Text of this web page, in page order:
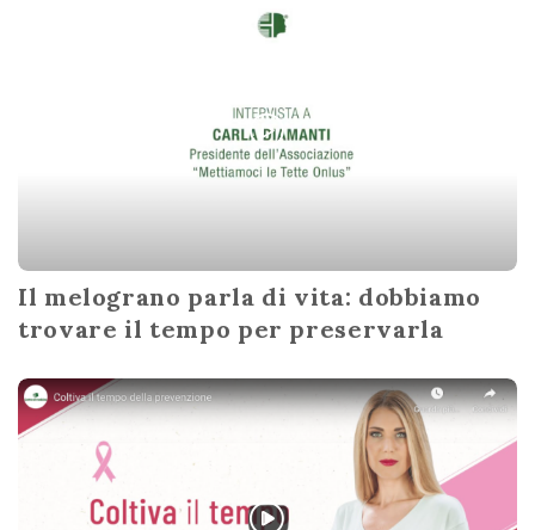
Il melograno parla di vita: dobbiamo
trovare il tempo per preservarla